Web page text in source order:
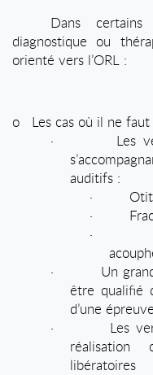
Dans
diagnostique ou
orienté vers l’ORL :
o
Les cas où il ne
·
Les
auditifs :
·
·
·
·
Un
être qualifié
d’une
·
Les
réalisation
libératoires